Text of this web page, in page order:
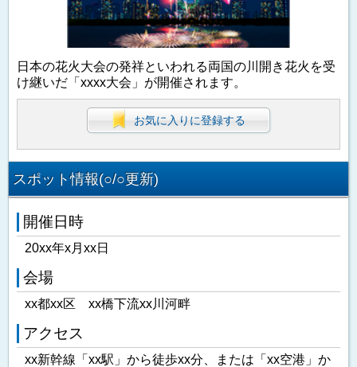
日本の花火大会の発祥といわれる両国の川開き花火を受
け継いだ「xxxx大会」が開催されます。
お気に入りに登録する
スポット情報(○/○更新)
開催日時
20xx年x月xx日
会場
xx都xx区 xx橋下流xx川河畔
アクセス
xx新幹線「xx駅」から徒歩xx分、または「xx空港」か